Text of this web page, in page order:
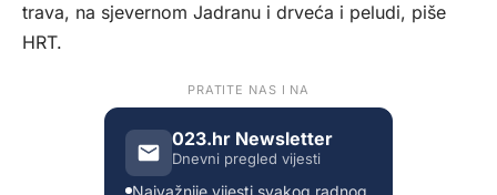
trava, na sjevernom Jadranu i drveća i peludi, piše
HRT.
PRATITE NAS I NA
023.hr Newsletter
Dnevni pregled vijesti